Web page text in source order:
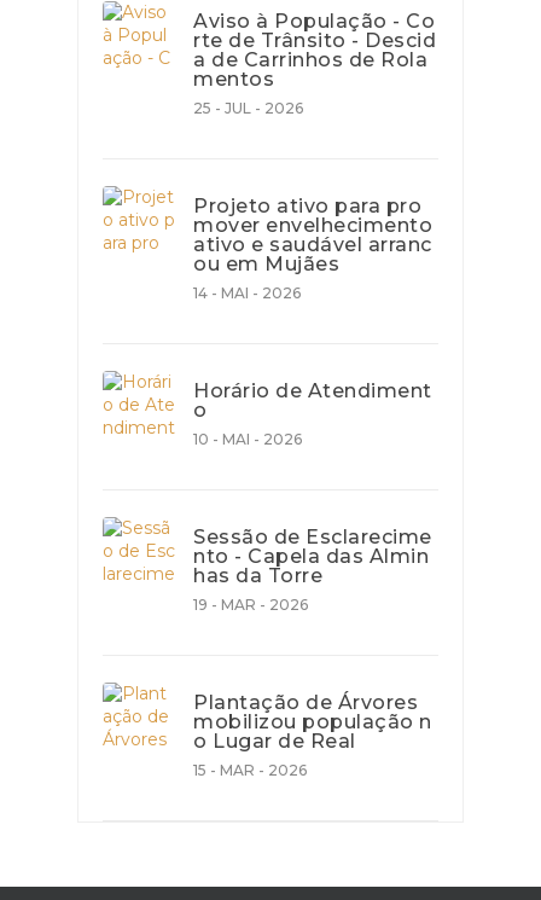
Aviso à População - Co
rte de Trânsito - Descid
a de Carrinhos de Rola
mentos
25 - JUL - 2026
Projeto ativo para pro
mover envelhecimento
ativo e saudável arranc
ou em Mujães
14 - MAI - 2026
Horário de Atendiment
o
10 - MAI - 2026
Sessão de Esclarecime
nto - Capela das Almin
has da Torre
19 - MAR - 2026
Plantação de Árvores
mobilizou população n
o Lugar de Real
15 - MAR - 2026